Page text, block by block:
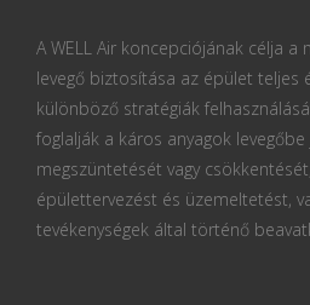
A WELL Air koncepciójának célja a
levegő biztosítása az épület teljes
különböző stratégiák
foglalják a káros anyagok
megszüntetését vagy
épülettervezést és üzemeltetést,
tevékenységek által történő